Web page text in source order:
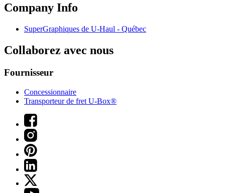
Company Info
SuperGraphiques de U-Haul - Québec
Collaborez avec nous
Fournisseur
Concessionnaire
Transporteur de fret U-Box®